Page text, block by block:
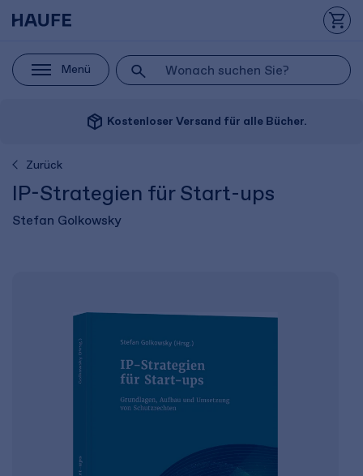
Menü
package_2 Kostenloser Versand für alle Bücher.
Zurück
IP-Strategien für Start-ups
Stefan Golkowsky